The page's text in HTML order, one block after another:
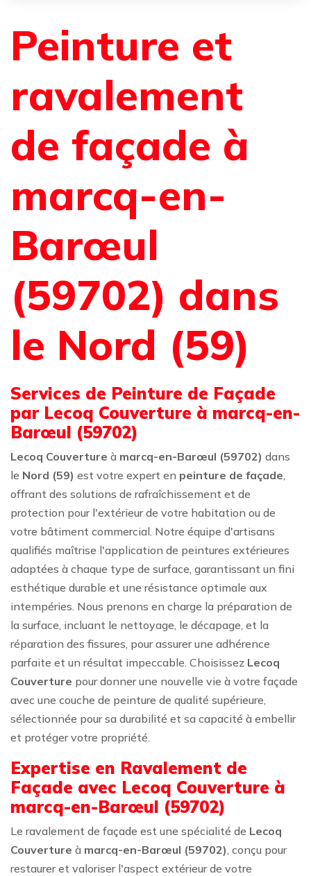
Peinture et
ravalement
de façade à
marcq-en-
Barœul
(59702) dans
le Nord (59)
Services de Peinture de Façade
par Lecoq Couverture à marcq-en-
Barœul (59702)
Lecoq Couverture à marcq-en-Barœul (59702) dans
le Nord (59) est votre expert en peinture de façade,
offrant des solutions de rafraîchissement et de
protection pour l'extérieur de votre habitation ou de
votre bâtiment commercial. Notre équipe d'artisans
qualifiés maîtrise l'application de peintures extérieures
adaptées à chaque type de surface, garantissant un fini
esthétique durable et une résistance optimale aux
intempéries. Nous prenons en charge la préparation de
la surface, incluant le nettoyage, le décapage, et la
réparation des fissures, pour assurer une adhérence
parfaite et un résultat impeccable. Choisissez Lecoq
Couverture pour donner une nouvelle vie à votre façade
avec une couche de peinture de qualité supérieure,
sélectionnée pour sa durabilité et sa capacité à embellir
et protéger votre propriété.
Expertise en Ravalement de
Façade avec Lecoq Couverture à
marcq-en-Barœul (59702)
Le ravalement de façade est une spécialité de Lecoq
Couverture à marcq-en-Barœul (59702), conçu pour
restaurer et valoriser l'aspect extérieur de votre